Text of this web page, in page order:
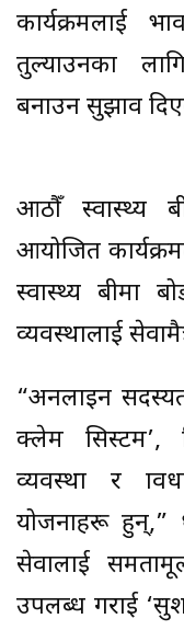
कार्यक्रमलाई
तुल्याउनका
बनाउन सुझाव
आठौँ स्वास्थ्य
आयोजित
स्वास्थ्य बीमा
व्यवस्थालाई
“अनलाइन
क्लेम सिस्टम’,
व्यवस्था र
योजनाहरू हुन्,”
सेवालाई
उपलब्ध गराई